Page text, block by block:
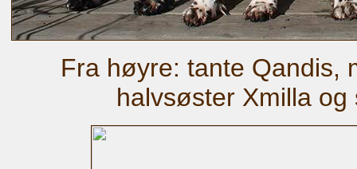
Fra høyre: tante Qandis,
halvsøster Xmilla